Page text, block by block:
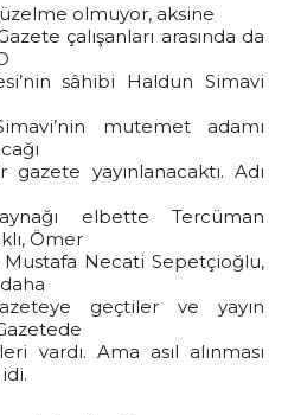
olmuyor, aksine
çalışanları arasında da
sâhibi Haldun Simavi
mutemet adamı
yayınlanacaktı. Adı
elbette Tercüman
Ömer
Necati Sepetçioğlu,
geçtiler ve yayın
vardı. Ama asıl alınması